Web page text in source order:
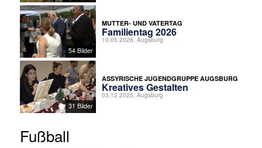
54 Bilder
MUTTER- UND VATERTAG
Familientag 2026
10.05.2026, Augsburg
31 Bilder
ASSYRISCHE JUGENDGRUPPE AUGSBURG
Kreatives Gestalten
03.12.2025, Augsburg
Fußball